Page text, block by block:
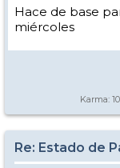
Hace de base
miércoles
Karma: 10
Re: Estado de